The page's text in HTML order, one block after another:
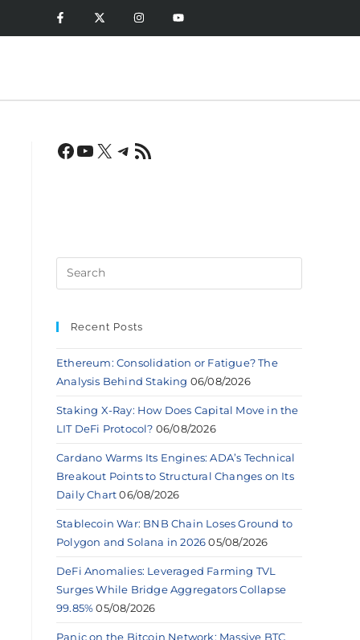
Recent Posts
Ethereum: Consolidation or Fatigue? The
Analysis Behind Staking 06/08/2026
Staking X-Ray: How Does Capital Move in the
LIT DeFi Protocol? 06/08/2026
Cardano Warms Its Engines: ADA’s Technical
Breakout Points to Structural Changes on Its
Daily Chart 06/08/2026
Stablecoin War: BNB Chain Loses Ground to
Polygon and Solana in 2026 05/08/2026
DeFi Anomalies: Leveraged Farming TVL
Surges While Bridge Aggregators Collapse
99.85% 05/08/2026
Panic on the Bitcoin Network: Massive BTC